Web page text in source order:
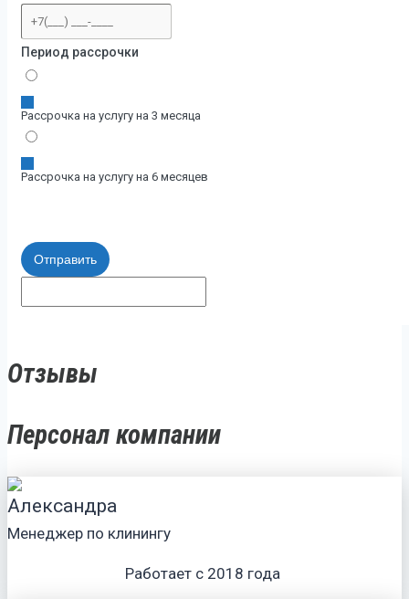
Период рассрочки
Рассрочка на услугу на 3 месяца
Рассрочка на услугу на 6 месяцев
Отправить
Отзывы
Персонал компании
Александра
Менеджер по клинингу
Работает с 2018 года